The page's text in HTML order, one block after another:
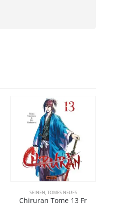
SEINEN,TOMES NEUFS
Chiruran Tome 13 Fr